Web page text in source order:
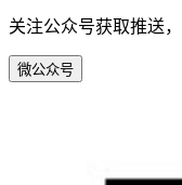
关注公众号获取推送
微公众号